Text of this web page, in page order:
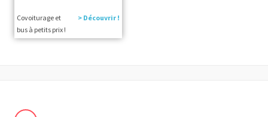
Covoiturage et
bus à petits prix !
> Découvrir !